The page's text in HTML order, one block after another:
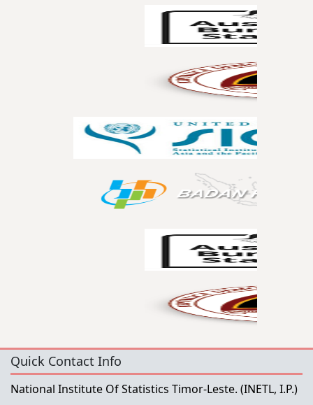
Quick Contact Info
National Institute Of Statistics Timor-Leste. (INETL, I.P.)